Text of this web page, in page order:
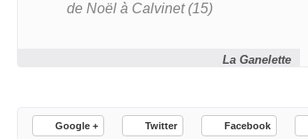
de Noël à Calvinet (15)
La Ganelette
Google + Twitter Facebook